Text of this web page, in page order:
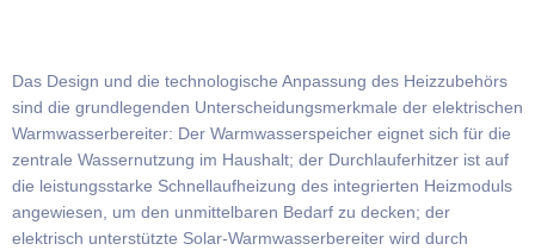
Das Design und die technologische Anpassung des Heizzubehörs
sind die grundlegenden Unterscheidungsmerkmale der elektrischen
Warmwasserbereiter: Der Warmwasserspeicher eignet sich für die
zentrale Wassernutzung im Haushalt; der Durchlauferhitzer ist auf
die leistungsstarke Schnellaufheizung des integrierten Heizmoduls
angewiesen, um den unmittelbaren Bedarf zu decken; der
elektrisch unterstützte Solar-Warmwasserbereiter wird durch